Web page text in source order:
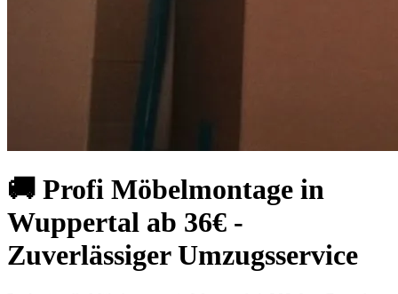
🚚 Profi Möbelmontage in
Wuppertal ab 36€ -
Zuverlässiger Umzugsservice